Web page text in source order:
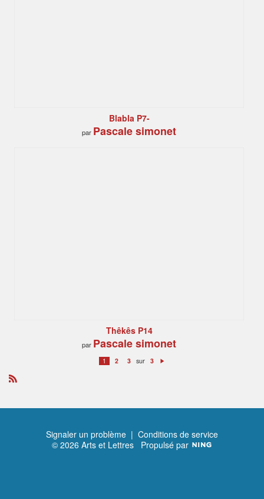
Blabla P7-
par Pascale simonet
Thêkês P14
par Pascale simonet
1 2 3 sur 3
Signaler un problème | Conditions de service
© 2026 Arts et Lettres Propulsé par